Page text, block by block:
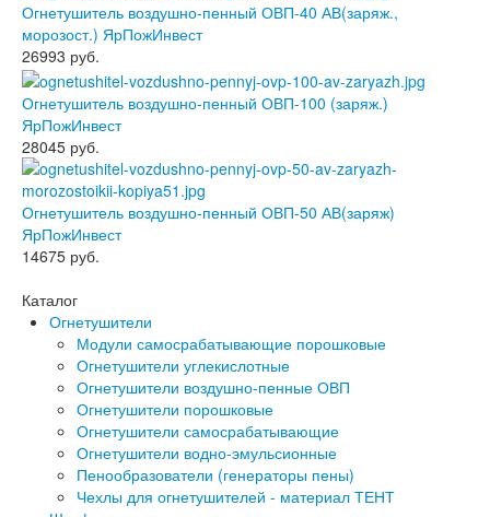
Огнетушитель воздушно-пенный ОВП-40 АВ(заряж.,
морозост.) ЯрПожИнвест
26993 руб.
Огнетушитель воздушно-пенный ОВП-100 (заряж.)
ЯрПожИнвест
28045 руб.
Огнетушитель воздушно-пенный ОВП-50 АВ(заряж)
ЯрПожИнвест
14675 руб.
Каталог
Огнетушители
Модули самосрабатывающие порошковые
Огнетушители углекислотные
Огнетушители воздушно-пенные ОВП
Огнетушители порошковые
Огнетушители самосрабатывающие
Огнетушители водно-эмульсионные
Пенообразователи (генераторы пены)
Чехлы для огнетушителей - материал ТЕНТ